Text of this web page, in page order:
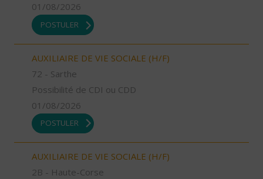
01/08/2026
POSTULER
AUXILIAIRE DE VIE SOCIALE (H/F)
72 - Sarthe
Possibilité de CDI ou CDD
01/08/2026
POSTULER
AUXILIAIRE DE VIE SOCIALE (H/F)
2B - Haute-Corse